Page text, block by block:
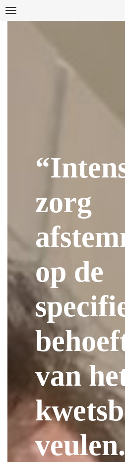
Skip
to Navigation
zorg
op de
van